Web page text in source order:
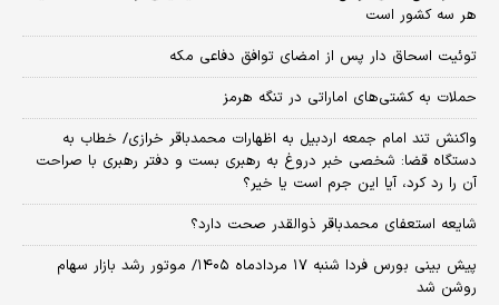
هر سه کشور است
توئیت اسحاق دار پس از امضای توافق دفاعی مکه
حملات به کشتی‌های اماراتی در تنگه هرمز
واکنش تند امام جمعه اردبیل به اظهارات محمدباقر خرازی/ خطاب به
دستگاه قضا: شخصی خبر دروغ به رهبری بست و دفتر رهبری با صراحت
آن را رد کرد، آیا این جرم است یا خیر؟
شایعه استعفای محمدباقر ذوالقدر صحت دارد؟
پیش بینی بورس فردا شنبه ۱۷ مردادماه ۱۴۰۵/ موتور رشد بازار سهام
روشن شد